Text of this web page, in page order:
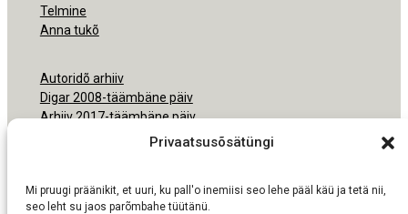
Privaatsusõsätüngi
Mi pruugi präänikit, et uuri, ku pall'o inemiisi seo lehe pääl käü ja tetä nii,
seo leht su jaos parõmbahe tüütänü.
Telmine
Anna tukõ
Autoridõ arhiiv
Digar 2008-täämbäne päiv
Arhiiv 2017-täämbäne päiv
Ligipäsemine
Nõudmisõ pruukmisõs